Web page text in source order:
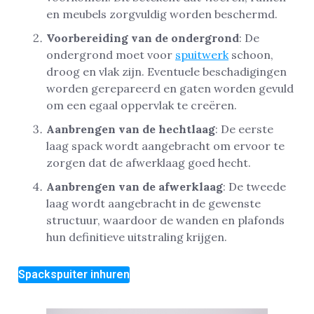
en meubels zorgvuldig worden beschermd.
Voorbereiding van de ondergrond: De
ondergrond moet voor spuitwerk schoon,
droog en vlak zijn. Eventuele beschadigingen
worden gerepareerd en gaten worden gevuld
om een egaal oppervlak te creëren.
Aanbrengen van de hechtlaag: De eerste
laag spack wordt aangebracht om ervoor te
zorgen dat de afwerklaag goed hecht.
Aanbrengen van de afwerklaag: De tweede
laag wordt aangebracht in de gewenste
structuur, waardoor de wanden en plafonds
hun definitieve uitstraling krijgen.
Spackspuiter inhuren